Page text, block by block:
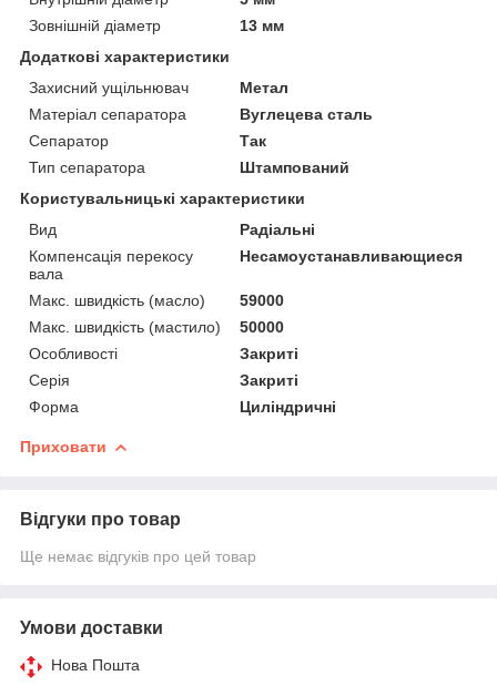
Зовнішній діаметр
13 мм
Додаткові характеристики
Захисний ущільнювач
Метал
Матеріал сепаратора
Вуглецева сталь
Сепаратор
Так
Тип сепаратора
Штампований
Користувальницькі характеристики
Вид
Радіальні
Компенсація перекосу
вала
Несамоустанавливающиеся
Макс. швидкість (масло)
59000
Макс. швидкість (мастило)
50000
Особливості
Закриті
Серія
Закриті
Форма
Циліндричні
Приховати
Відгуки про товар
Ще немає відгуків про цей товар
Умови доставки
Нова Пошта